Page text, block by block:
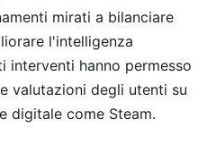
mirati a bilanciare
l'intelligenza
interventi hanno permesso
valutazioni degli utenti su
digitale come Steam.